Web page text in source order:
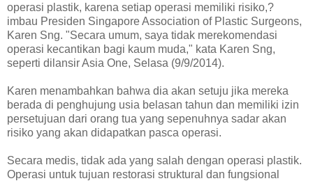
operasi plastik, karena setiap operasi memiliki risiko,?
imbau Presiden Singapore Association of Plastic Surgeons,
Karen Sng. "Secara umum, saya tidak merekomendasi
operasi kecantikan bagi kaum muda," kata Karen Sng,
seperti dilansir Asia One, Selasa (9/9/2014).
Karen menambahkan bahwa dia akan setuju jika mereka
berada di penghujung usia belasan tahun dan memiliki izin
persetujuan dari orang tua yang sepenuhnya sadar akan
risiko yang akan didapatkan pasca operasi.
Secara medis, tidak ada yang salah dengan operasi plastik.
Operasi untuk tujuan restorasi struktural dan fungsional